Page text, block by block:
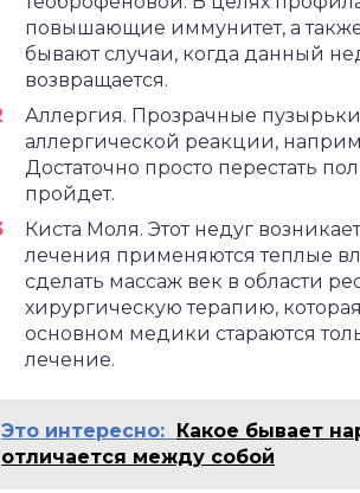
повышающие иммунитет, а также
бывают случаи, когда данный
возвращается.
Аллергия. Прозрачные пузырьки
аллергической реакции,
Достаточно просто перестать
пройдет.
Киста Моля. Этот недуг
лечения применяются теплые
сделать массаж век в области
хирургическую терапию,
основном медики стараются
лечение.
Это интересно: Какое бывает
отличается между собой